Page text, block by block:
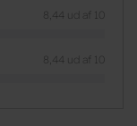
8,44 ud af 10
8,44 ud af 10